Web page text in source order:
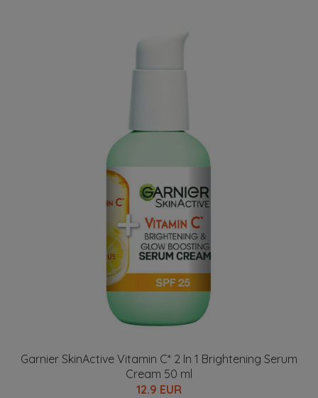
Garnier SkinActive Vitamin C* 2 In 1 Brightening Serum
Cream 50 ml
12.9 EUR